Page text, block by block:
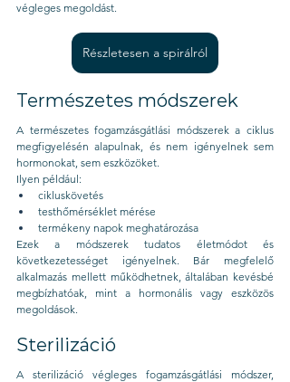
végleges megoldást.
Részletesen a spirálról
Természetes módszerek
A természetes fogamzásgátlási módszerek a ciklus
megfigyelésén alapulnak, és nem igényelnek sem
hormonokat, sem eszközöket.
Ilyen például:
cikluskövetés
testhőmérséklet mérése
termékeny napok meghatározása
Ezek a módszerek tudatos életmódot és
következetességet igényelnek. Bár megfelelő
alkalmazás mellett működhetnek, általában kevésbé
megbízhatóak, mint a hormonális vagy eszközös
megoldások.
Sterilizáció
A sterilizáció végleges fogamzásgátlási módszer,